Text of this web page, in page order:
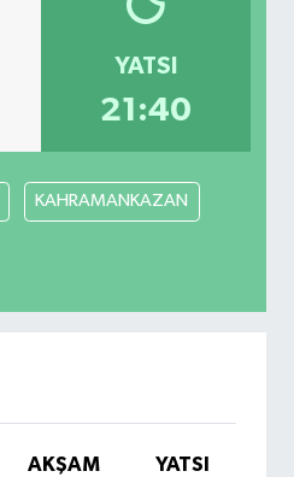
YATSI
21:40
KAHRAMANKAZAN
AKŞAM
YATSI